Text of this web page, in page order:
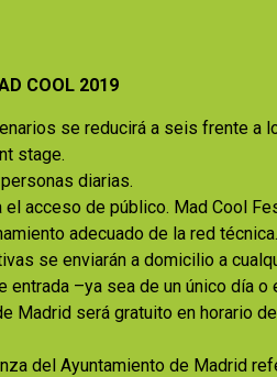
COOL 2019
se reducirá a seis frente a
stage.
diarias.
acceso de público. Mad Cool
adecuado de la red
se enviarán a domicilio a
entrada –ya sea de un único día
Madrid será gratuito en horario
del Ayuntamiento de Madrid